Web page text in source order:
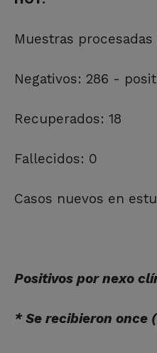
Muestras
Negativos: 286 -
Recuperados: 18
Fallecidos: 0
Casos nuevos en
Positivos por nexo
* Se recibieron once